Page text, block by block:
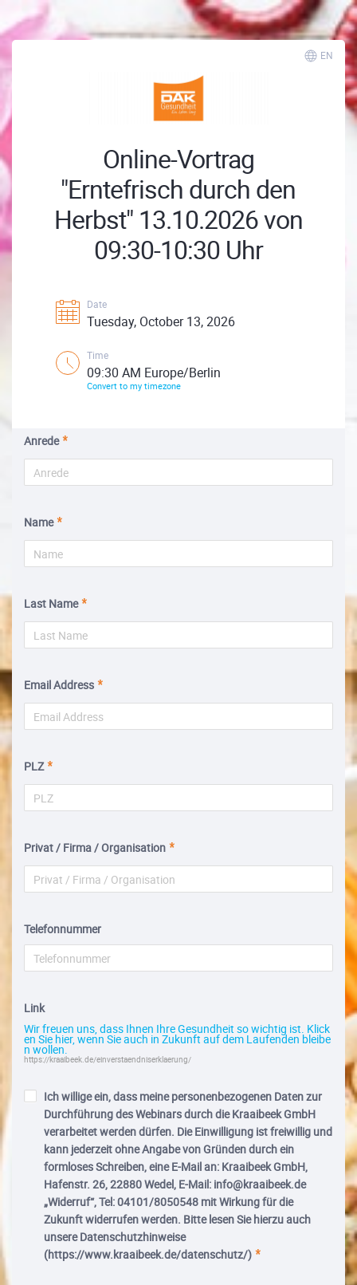
EN
Online-Vortrag
"Erntefrisch durch den
Herbst" 13.10.2026 von
09:30-10:30 Uhr
Date
Tuesday, October 13, 2026
Time
09:30 AM Europe/Berlin
Convert to my timezone
Anrede
Name
Last Name
Email Address
PLZ
Privat / Firma / Organisation
Telefonnummer
Link
Wir freuen uns, dass Ihnen Ihre Gesundheit so wichtig ist. Klick
en Sie hier, wenn Sie auch in Zukunft auf dem Laufenden bleibe
n wollen.
https://kraaibeek.de/einverstaendniserklaerung/
Ich willige ein, dass meine personenbezogenen Daten zur
Durchführung des Webinars durch die Kraaibeek GmbH
verarbeitet werden dürfen. Die Einwilligung ist freiwillig und
kann jederzeit ohne Angabe von Gründen durch ein
formloses Schreiben, eine E-Mail an: Kraaibeek GmbH,
Hafenstr. 26, 22880 Wedel, E-Mail: info@kraaibeek.de
„Widerruf“, Tel: 04101/8050548 mit Wirkung für die
Zukunft widerrufen werden. Bitte lesen Sie hierzu auch
unsere Datenschutzhinweise
(https://www.kraaibeek.de/datenschutz/)